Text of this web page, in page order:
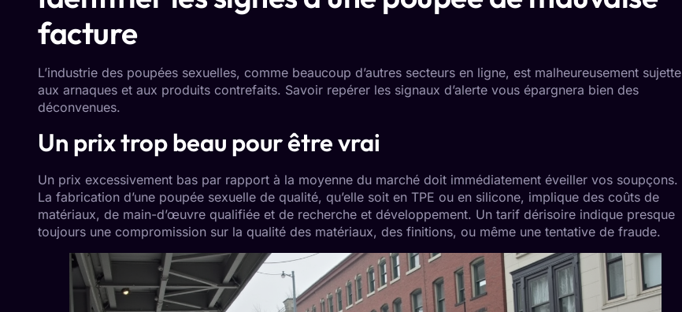
facture
L’industrie des poupées sexuelles, comme beaucoup d’autres secteurs en ligne, est malheureusement sujette
aux arnaques et aux produits contrefaits. Savoir repérer les signaux d’alerte vous épargnera bien des
déconvenues.
Un prix trop beau pour être vrai
Un prix excessivement bas par rapport à la moyenne du marché doit immédiatement éveiller vos soupçons.
La fabrication d’une poupée sexuelle de qualité, qu’elle soit en TPE ou en silicone, implique des coûts de
matériaux, de main-d’œuvre qualifiée et de recherche et développement. Un tarif dérisoire indique presque
toujours une compromission sur la qualité des matériaux, des finitions, ou même une tentative de fraude.